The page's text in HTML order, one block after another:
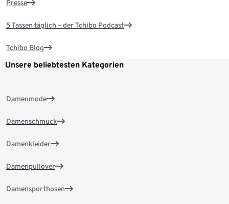
Presse
5 Tassen täglich – der Tchibo Podcast
Tchibo Blog
Unsere beliebtesten Kategorien
Damenmode
Damenschmuck
Damenkleider
Damenpullover
Damensporthosen